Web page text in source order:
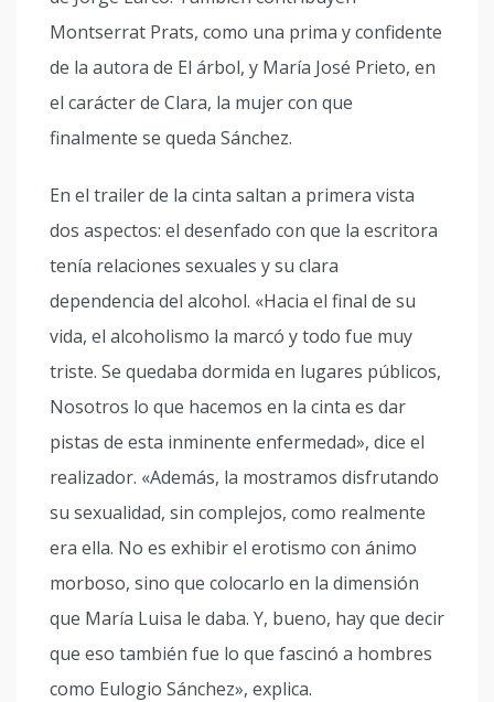
Montserrat Prats, como una prima y confidente
de la autora de El árbol, y María José Prieto, en
el carácter de Clara, la mujer con que
finalmente se queda Sánchez.
En el trailer de la cinta saltan a primera vista
dos aspectos: el desenfado con que la escritora
tenía relaciones sexuales y su clara
dependencia del alcohol. «Hacia el final de su
vida, el alcoholismo la marcó y todo fue muy
triste. Se quedaba dormida en lugares públicos,
Nosotros lo que hacemos en la cinta es dar
pistas de esta inminente enfermedad», dice el
realizador. «Además, la mostramos disfrutando
su sexualidad, sin complejos, como realmente
era ella. No es exhibir el erotismo con ánimo
morboso, sino que colocarlo en la dimensión
que María Luisa le daba. Y, bueno, hay que decir
que eso también fue lo que fascinó a hombres
como Eulogio Sánchez», explica.